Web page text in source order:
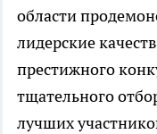
области
лидерские
престижного
тщательного
лучших